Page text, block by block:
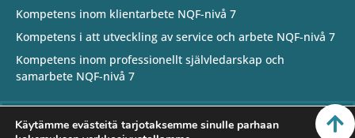
Kompetens inom klientarbete NQF-nivå 7
Kompetens i att utveckling av service och arbete NQF-nivå 7
Kompetens inom professionellt självledarskap och
samarbete NQF-nivå 7
Käytämme evästeitä tarjotaksemme sinulle parhaan